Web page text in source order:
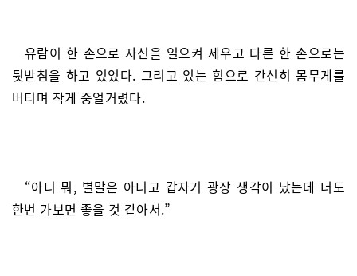
유람이 한 손으로 자신을 일으켜 세우고 다른 한 손으로는
뒷받침을 하고 있었다. 그리고 있는 힘으로 간신히 몸무게를
버티며 작게 중얼거렸다.
“아니 뭐, 별말은 아니고 갑자기 광장 생각이 났는데 너도
한번 가보면 좋을 것 같아서.”